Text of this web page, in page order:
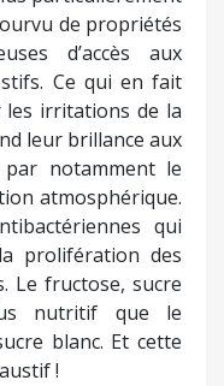
de propriétés
d’accès aux
Ce qui en fait
les irritations de la
leur brillance aux
notamment le
atmosphérique.
qui
prolifération des
Le fructose, sucre
nutritif que le
blanc. Et cette
!